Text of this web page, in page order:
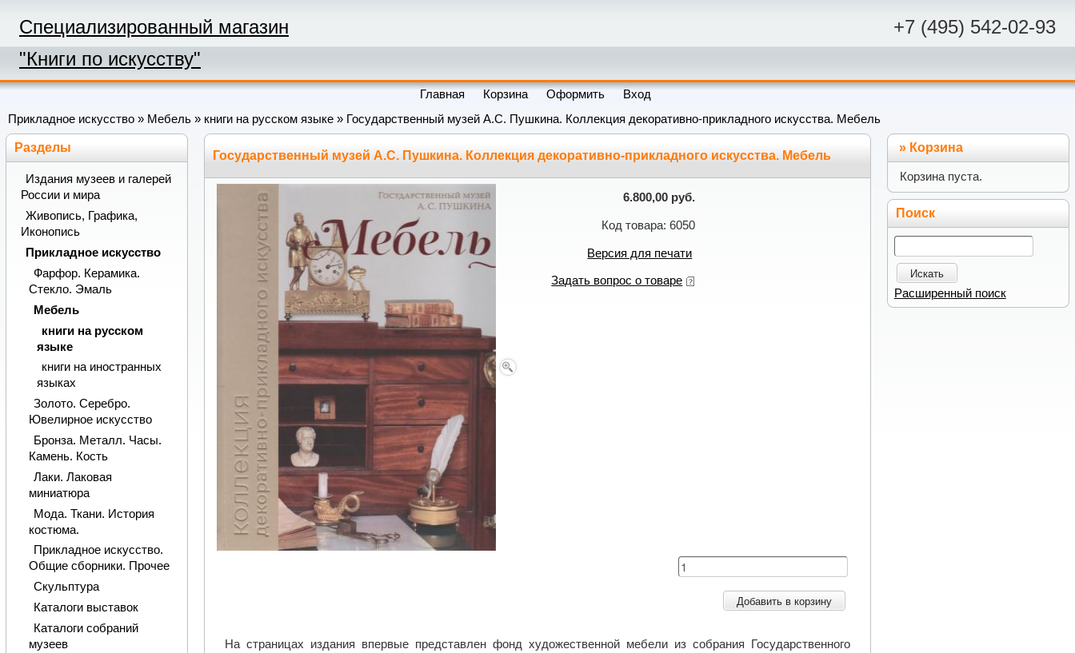
Специализированный магазин
"Книги по искусству"
+7 (495) 542-02-93
Главная Корзина Оформить
Вход
Прикладное искусство » Мебель » книги на русском языке » Государственный музей А.С. Пушкина. Коллекция декоративно-прикладного искусства. Мебель
Государственный музей А.С. Пушкина. Коллекция декоративно-прикладного искусства. Мебель
6.800,00 руб.
Код товара: 6050
Версия для печати
Задать вопрос о товаре
Добавить в корзину
На страницах издания впервые представлен фонд художественной мебели из собрания Государственного
Разделы
Издания музеев и галерей
России и мира
Живопись, Графика,
Иконопись
Прикладное искусство
Фарфор. Керамика.
Стекло. Эмаль
Мебель
книги на русском
языке
книги на иностранных
языках
Золото. Серебро.
Ювелирное искусство
Бронза. Металл. Часы.
Камень. Кость
Лаки. Лаковая
миниатюра
Мода. Ткани. История
костюма.
Прикладное искусство.
Общие сборники. Прочее
Скульптура
Каталоги выставок
Каталоги собраний
музеев
» Корзина
Корзина пуста.
Поиск
Искать
Расширенный поиск